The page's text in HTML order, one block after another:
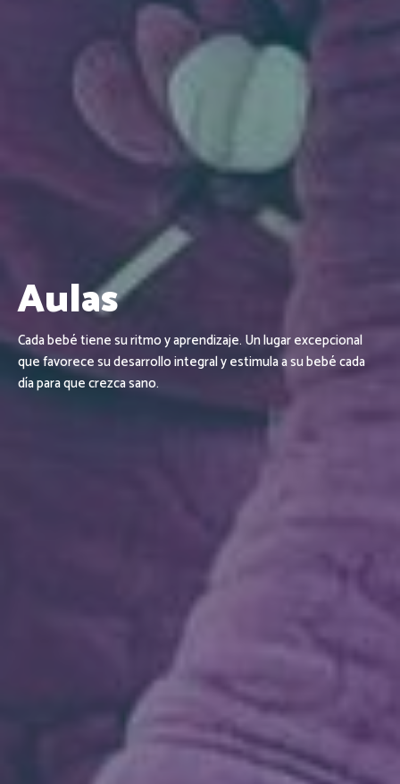
Aulas
Cada bebé tiene su ritmo y aprendizaje. Un lugar excepcional
que favorece su desarrollo integral y estimula a su bebé cada
día para que crezca sano.